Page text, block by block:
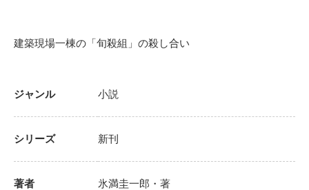
建築現場一棟の「旬殺組」の殺し合い
ジャンル 小説
シリーズ 新刊
著者 氷満圭一郎 ・著